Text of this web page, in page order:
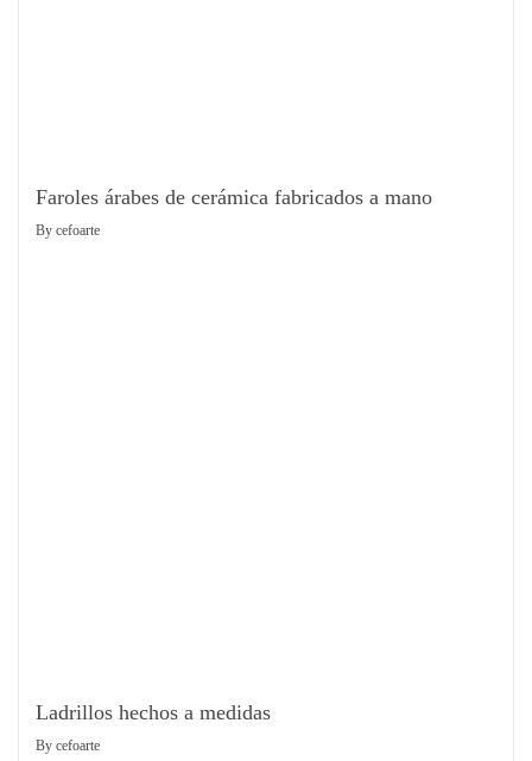
Faroles árabes de cerámica fabricados a mano
By cefoarte
Ladrillos hechos a medidas
By cefoarte